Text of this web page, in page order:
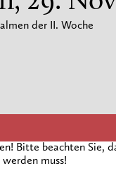
der II. Woche
Bitte beachten Sie,
werden muss!